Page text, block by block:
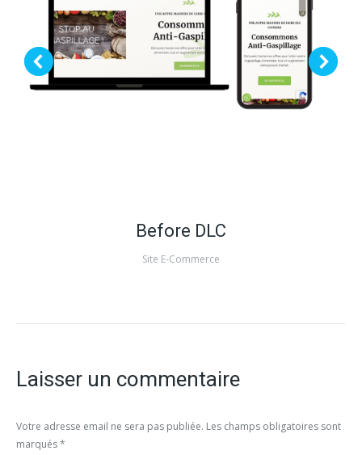
Before DLC
Site E-Commerce
Laisser un commentaire
Votre adresse email ne sera pas publiée. Les champs obligatoires sont
marqués*